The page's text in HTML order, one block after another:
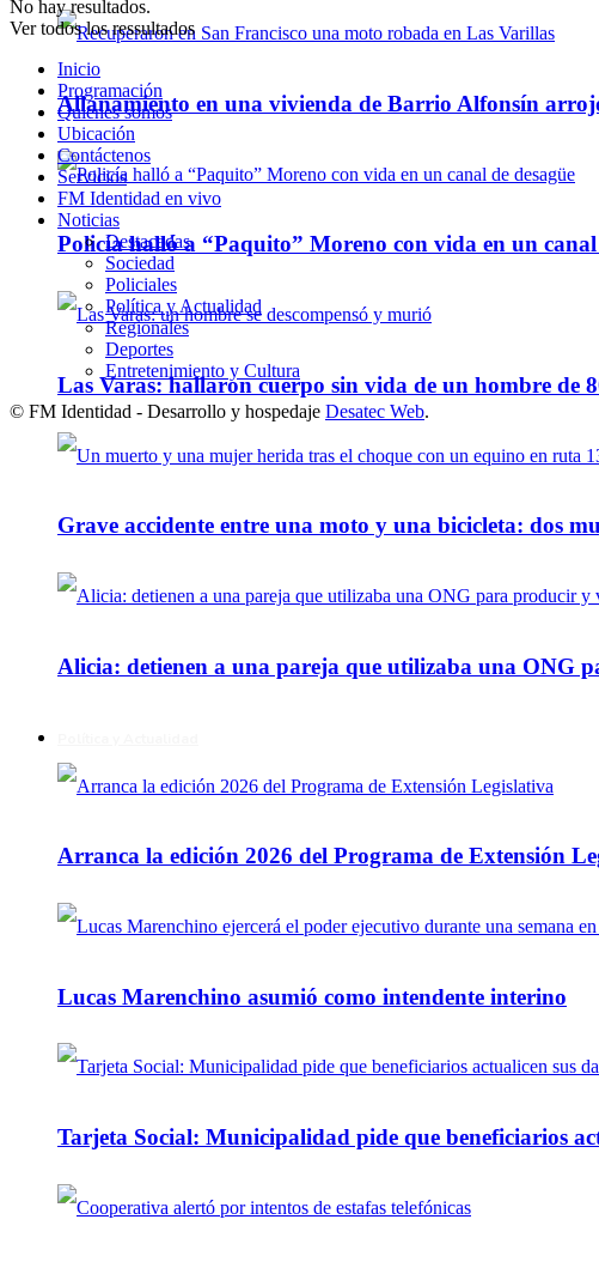
Allanamiento en una vivienda de Barrio Alfonsín
Policía halló a “Paquito” Moreno con vida en un canal
Las Varas: hallaron cuerpo sin vida de un hombre de
Grave accidente entre una moto y una bicicleta: dos
Alicia: detienen a una pareja que utilizaba una ONG
Arranca la edición 2026 del Programa de Extensión
Lucas Marenchino asumió como intendente interino
Tarjeta Social: Municipalidad pide que beneficiarios
No hay resultados.
Ver todos los ressultados
Inicio
Programación
Quienes somos
Ubicación
Contáctenos
Servicios
FM Identidad en vivo
Noticias
Destacadas
Sociedad
Policiales
Política y Actualidad
Regionales
Deportes
Entretenimiento y Cultura
© FM Identidad - Desarrollo y hospedaje Desatec Web.